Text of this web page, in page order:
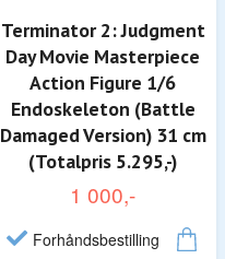
Terminator 2: Judgment
Day Movie Masterpiece
Action Figure 1/6
Endoskeleton (Battle
Damaged Version) 31 cm
(Totalpris 5.295,-)
1 000,-
Forhåndsbestilling